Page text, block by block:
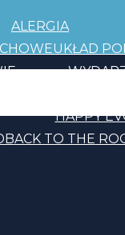
ALERGIA
UKŁAD
HAPPY
BACK TO THE